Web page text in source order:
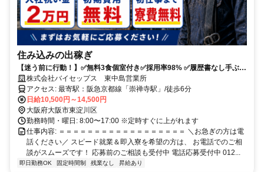
住み込みの出稼ぎ
【迷う前に行動！】✅無料3食個室付き✅採用率98% ✅履歴書なし手ぶら
OK ✅移動費補助あり
株式会社バイセップス 東中島営業所
アクセス: 最寄駅：阪急京都線「崇禅寺駅」/徒歩6分
日給10,500円～14,500円
大阪府大阪市東淀川区
勤務時間・曜日: 8:00〜17:00 ※定時すぐに上がれます
仕事内容: ＝＝＝＝＝＝＝＝＝＝＝＝＝＝＝＝＝＝ ＼お急ぎの方は電
話ください／ スピード就業＆即入寮を希望の方は、 お電話でのご相
談がスムーズです！ 応募前のご相談も受付中 電話応募受付中 012...
即日勤務OK 固定時間制 残業なし 昇給あり